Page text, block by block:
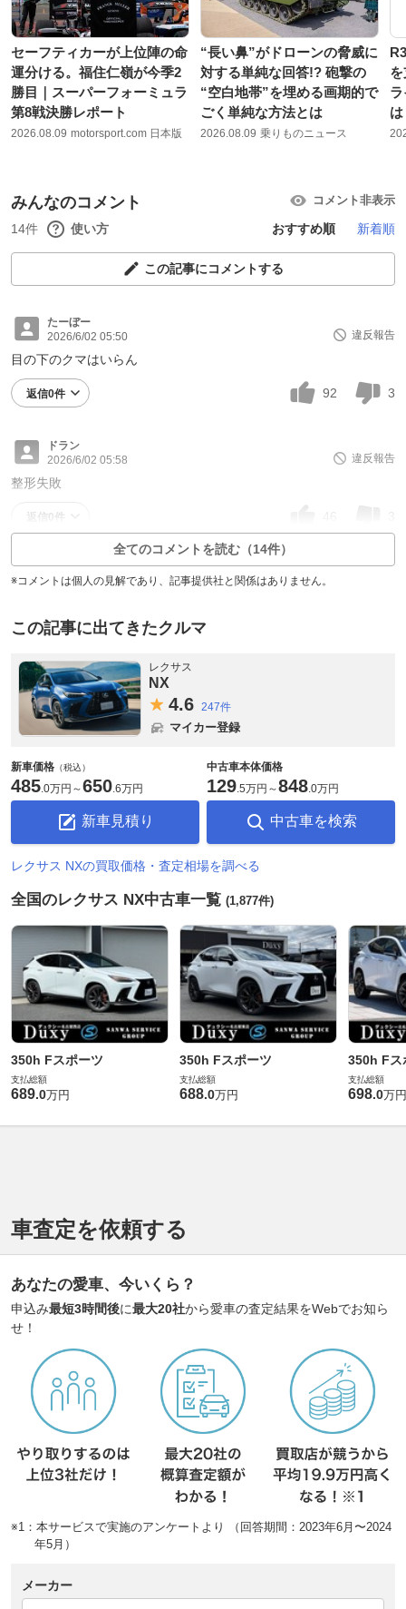
セーフティカーが上位陣の命
運分ける。福住仁嶺が今季2
勝目｜スーパーフォーミュラ
第8戦決勝レポート
2026.08.09 motorsport.com 日本版
“長い鼻”がドローンの脅威に
対する単純な回答!? 砲撃の
“空白地帯”を埋める画期的で
ごく単純な方法とは
2026.08.09 乗りものニュース
は
みんなのコメント コメント非表示
14件 使い方 おすすめ順 新着順
この記事にコメントする
たーぼー
2026/6/02 05:50
違反報告
目の下のクマはいらん
返信0件 92 3
ドラン
2026/6/02 05:58
違反報告
整形失敗
返信0件
全てのコメントを読む（14件）
※コメントは個人の見解であり、記事提供社と関係はありません。
この記事に出てきたクルマ
レクサス
NX
4.6 247件
マイカー登録
新車価格 （税込）
485.0万円 ～650.6万円
新車見積り
中古車本体価格
129.5万円 ～848.0万円
中古車を検索
レクサス NXの買取価格・査定相場を調べる
全国のレクサス NX中古車一覧 (1,877件)
350h Fスポーツ
支払総額
689.0万円
350h Fスポーツ
支払総額
688.0万円
350h Fス
支払総額
698.0万円
車査定を依頼する
あなたの愛車、今いくら？
申込み最短3時間後に最大20社から愛車の査定結果をWebでお知ら
せ！
※1：本サービスで実施のアンケートより （回答期間：2023年6月〜2024
年5月）
メーカー